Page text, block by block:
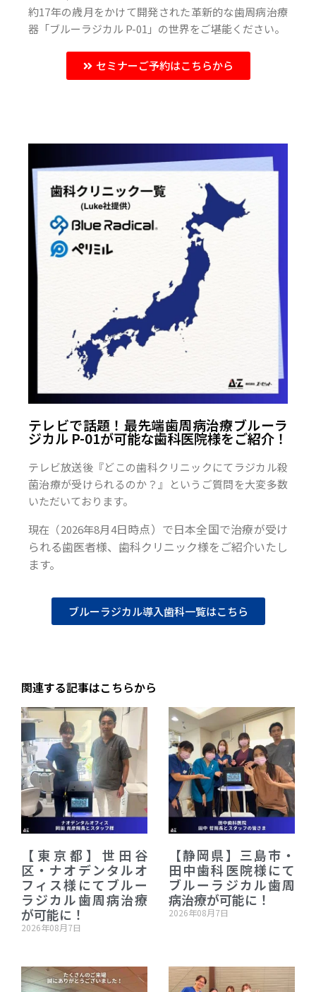
約17年の歳月をかけて開発された革新的な歯周病治療
器「ブルーラジカル P-01」の世界をご堪能ください。
セミナーご予約はこちらから
テレビで話題！最先端歯周病治療ブルーラ
ジカル P-01が可能な歯科医院様をご紹介！
テレビ放送後『どこの歯科クリニックにてラジカル殺
菌治療が受けられるのか？』というご質問を大変多数
いただいております。
現在（2026年8月4日時点）で日本全国で治療が受け
られる歯医者様、歯科クリニック様をご紹介いたし
ます。
ブルーラジカル導入歯科一覧はこちら
関連する記事はこちらから
【東京都】世田谷
区・ナオデンタルオ
フィス様にてブルー
ラジカル歯周病治療
が可能に！
2026年08月7日
【静岡県】三島市・
田中歯科医院様にて
ブルーラジカル歯周
病治療が可能に！
2026年08月7日